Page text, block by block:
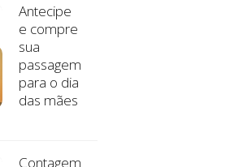
Antecipe
e compre
sua
passagem
para o dia
das mães
Contagem